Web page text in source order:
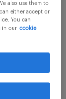
also use them to
either accept or
You can
in our cookie